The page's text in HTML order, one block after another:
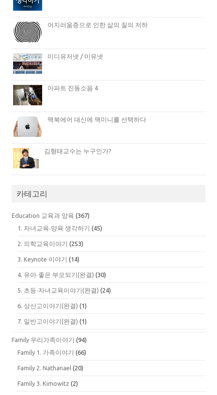
어지러움증으로 인한 삶의 질의 저하
미디유저넷 / 미유넷
아파트 진동소음 4
맥북에어 대신에 맥미니를 선택하다
김형태교수는 누구인가?
카테고리
Education 교육과 양육 (367)
1. 자녀교육∙양육 생각하기 (45)
2. 의학교육이야기 (253)
3. Keynote 이야기 (14)
4. 유아∙좋은 부모되기(완결) (30)
5. 초등∙자녀교육이야기(완결) (24)
6. 상산고이야기(완결) (1)
7. 일반고이야기(완결) (1)
Family 우리가족이야기 (94)
Family 1. 가족이야기 (66)
Family 2. Nathanael (20)
Family 3. Kimowitz (2)